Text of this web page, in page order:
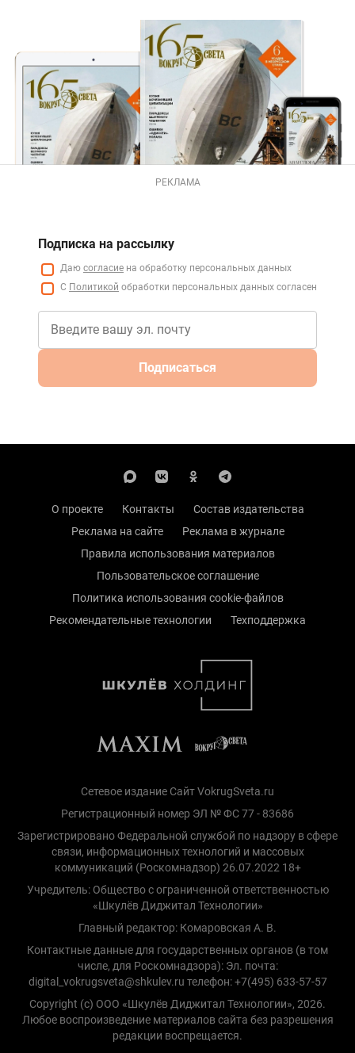
РЕКЛАМА
Подписка на рассылку
Даю согласие на обработку персональных данных
С Политикой обработки персональных данных согласен
Подписаться
О проекте Контакты
Состав издательства
Реклама на сайте
Реклама в журнале
Правила использования материалов
Пользовательское соглашение
Политика использования cookie-файлов
Рекомендательные технологии
Техподдержка
Сетевое издание Сайт VokrugSveta.ru
Регистрационный номер ЭЛ № ФС 77 - 83686
Зарегистрировано Федеральной службой по надзору в сфере
связи, информационных технологий и массовых
коммуникаций (Роскомнадзор) 26.07.2022 18+
Учредитель: Общество с ограниченной ответственностью
«Шкулёв Диджитал Технологии»
Главный редактор: Комаровская А. В.
Контактные данные для государственных органов (в том
числе, для Роскомнадзора): Эл. почта:
digital_vokrugsveta@shkulev.ru телефон: +7(495) 633-57-57
Copyright (с) ООО «Шкулёв Диджитал Технологии», 2026.
Любое воспроизведение материалов сайта без разрешения
редакции воспрещается.